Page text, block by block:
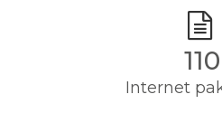
110
Internet